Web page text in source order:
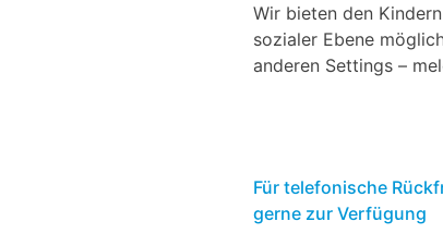
Wir bieten den
sozialer Ebene
anderen Settings –
Für telefonische
gerne zur Verfügung